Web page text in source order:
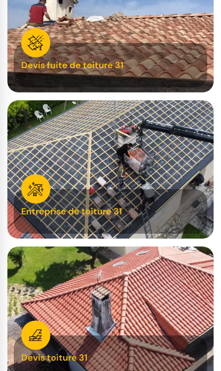
Devis fuite de toiture 31
Entreprise de toiture 31
Devis toiture 31